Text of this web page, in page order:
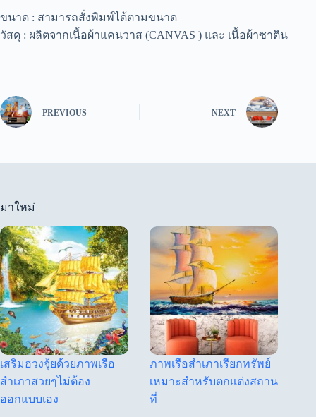
ขนาด : สามารถสั่งพิมพ์ได้ตามขนาด
วัสดุ : ผลิตจากเนื้อผ้าแคนวาส (CANVAS ) และ เนื้อผ้าซาติน
PREVIOUS NEXT
มาใหม่
เสริมฮวงจุ้ยด้วยภาพเรือ
สำเภาสวยๆไม่ต้อง
ออกแบบเอง
ภาพเรือสำเภาเรียกทรัพย์
เหมาะสำหรับตกแต่งสถาน
ที่